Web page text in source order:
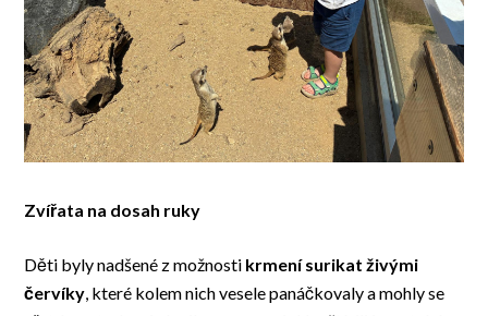
Zvířata na dosah ruky
Děti byly nadšené z možnosti krmení surikat živými
červíky , které kolem nich vesele panáčkovaly a mohly se